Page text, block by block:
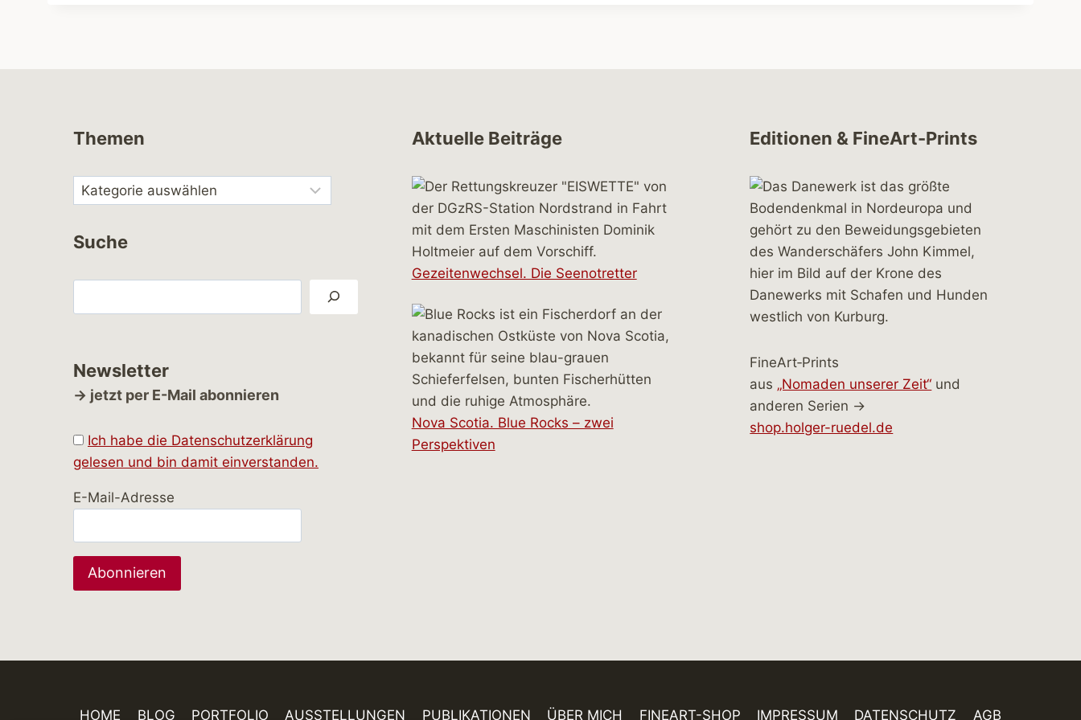
Themen
Suche
Newsletter
→ jetzt per E-Mail abonnieren
Ich habe die Datenschutzerklärung
gelesen und bin damit einverstanden.
E-Mail-Adresse
Aktuelle Beiträge
Gezeitenwechsel. Die Seenotretter
Nova Scotia. Blue Rocks – zwei
Perspektiven
Editionen & FineArt-Prints
FineArt‑Prints
aus „Nomaden unserer Zeit“ und
anderen Serien →
shop.holger-ruedel.de
HOME BLOG PORTFOLIO AUSSTELLUNGEN PUBLIKATIONEN ÜBER MICH FINEART-SHOP IMPRESSUM DATENSCHUTZ AGB